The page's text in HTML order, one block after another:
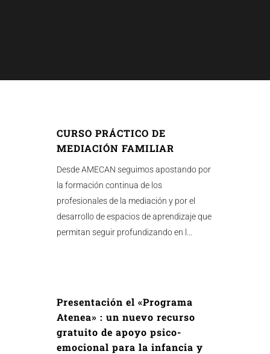
CURSO PRÁCTICO DE
MEDIACIÓN FAMILIAR
Desde AMECAN seguimos apostando por
la formación continua de los
profesionales de la mediación y por el
desarrollo de espacios de aprendizaje que
permitan seguir profundizando en l...
Presentación el «Programa
Atenea» : un nuevo recurso
gratuito de apoyo psico-
emocional para la infancia y